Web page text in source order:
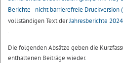
Berichte - nicht barrierefreie Druckversion
vollständigen Text derJahresberichte
.
Die folgenden Absätze geben die
enthaltenen Beiträge wieder.